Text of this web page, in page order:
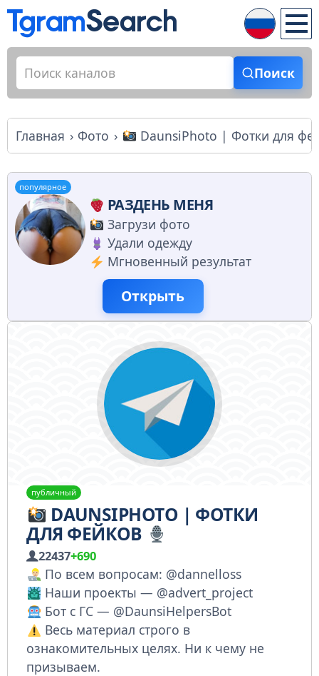
Поиск
Главная Фото DaunsiPhoto | Фотки для
популярное
РАЗДЕНЬ МЕНЯ
Загрузи фото
Удали одежду
Мгновенный результат
Открыть
публичный
DAUNSIPHOTO | ФОТКИ
ДЛЯ ФЕЙКОВ
22437+690
По всем вопросам: @dannelloss
Наши проекты — @advert_project
Бот с ГС — @DaunsiHelpersBot
Весь материал строго в
ознакомительных целях. Ни к чему не
призываем.